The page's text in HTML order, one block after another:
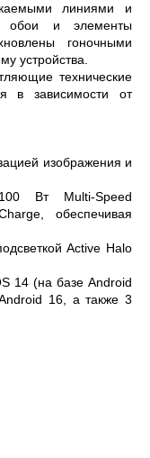
линиями и
обои и элементы
гоночными
устройства.
технические
в зависимости от
изображения и
Вт Multi-Speed
обеспечивая
Active Halo
14 (на базе Android
16, а также 3